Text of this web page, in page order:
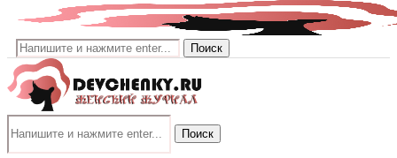
Поиск
Поиск